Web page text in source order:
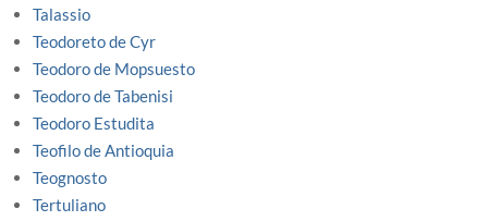
Talassio
Teodoreto de Cyr
Teodoro de Mopsuesto
Teodoro de Tabenisi
Teodoro Estudita
Teofilo de Antioquia
Teognosto
Tertuliano